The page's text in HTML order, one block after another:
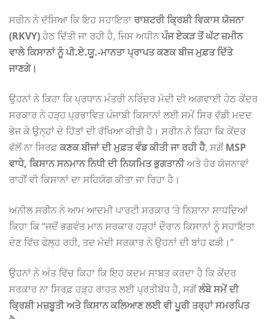
ਸਰੀਨ ਨੇ ਦੱਸਿਆ ਕਿ ਇਹ ਸਹਾਇਤਾਰਾਸ਼ਟਰੀ ਕ੍ਰਿਸ਼ੀ ਵਿਕਾਸ ਯੋਜਨਾ
(RKVY)ਹੇਠ ਦਿੱਤੀ ਜਾ ਰਹੀ ਹੈ, ਜਿਸ ਅਧੀਨਪੰਜ ਏਕੜ ਤੋਂ ਘੱਟ ਜ਼ਮੀਨ
ਵਾਲੇ ਕਿਸਾਨਾਂ ਨੂੰ ਪੀ.ਏ.ਯੂ.-ਮਾਨਤਾ ਪ੍ਰਾਪਤ ਕਣਕ ਬੀਜ ਮੁਫ਼ਤ ਦਿੱਤੇ
ਜਾਣਗੇ।
ਉਹਨਾਂ ਨੇ ਕਿਹਾ ਕਿ ਪ੍ਰਧਾਨ ਮੰਤਰੀ ਨਰਿੰਦਰ ਮੋਦੀ ਦੀ ਅਗਵਾਈ ਹੇਠ ਕੇਂਦਰ
ਸਰਕਾਰ ਨੇ ਹੜ੍ਹ ਪ੍ਰਭਾਵਿਤ ਪੰਜਾਬੀ ਕਿਸਾਨਾਂ ਲਈ ਸਮੇਂ ਸਿਰ ਵੱਡੀ ਮਦਦ
ਭੇਜ ਕੇ ਉਨ੍ਹਾਂ ਦੇ ਹਿੱਤਾਂ ਦੀ ਰੱਖਿਆ ਕੀਤੀ ਹੈ। ਸਰੀਨ ਨੇ ਕਿਹਾ ਕਿ ਕੇਂਦਰ
ਵੱਲੋਂ ਨਾ ਸਿਰਫ਼ਕਣਕ ਬੀਜਾਂ ਦੀ ਮੁਫ਼ਤ ਵੰਡ ਕੀਤੀ ਜਾ ਰਹੀ ਹੈ, ਸਗੋਂMSP
ਵਾਧੇ, ਕਿਸਾਨ ਸਨਮਾਨ ਨਿਧੀ ਦੀ ਨਿਯਮਿਤ ਭੁਗਤਾਨੀਅਤੇ ਹੋਰ ਯੋਜਨਾਵਾਂ
ਰਾਹੀਂ ਵੀ ਕਿਸਾਨਾਂ ਦਾ ਸਹਿਯੋਗ ਕੀਤਾ ਜਾ ਰਿਹਾ ਹੈ।
ਅਨੀਲ ਸਰੀਨ ਨੇ ਆਮ ਆਦਮੀ ਪਾਰਟੀ ਸਰਕਾਰ ’ਤੇ ਨਿਸ਼ਾਨਾ ਸਾਧਦਿਆਂ
ਕਿਹਾ ਕਿ “ਜਦੋਂ ਭਗਵੰਤ ਮਾਨ ਸਰਕਾਰ ਹੜ੍ਹਾਂ ਦੌਰਾਨ ਕਿਸਾਨਾਂ ਨੂੰ ਸਹਾਇਤਾ
ਦੇਣ ਵਿੱਚ ਫੇਲ੍ਹ ਰਹੀ, ਤਦ ਮੋਦੀ ਸਰਕਾਰ ਨੇ ਉਹਨਾਂ ਦੀ ਬਾਂਹ ਫੜੀ।”
ਉਹਨਾਂ ਨੇ ਅੰਤ ਵਿੱਚ ਕਿਹਾ ਕਿ ਇਹ ਕਦਮ ਸਾਬਤ ਕਰਦਾ ਹੈ ਕਿ ਕੇਂਦਰ
ਸਰਕਾਰ ਨਾ ਸਿਰਫ਼ ਹੜ੍ਹ ਰਾਹਤ ਲਈ ਪ੍ਰਤੀਬੱਧ ਹੈ, ਸਗੋਂਲੰਬੇ ਸਮੇਂ ਦੀ
ਕ੍ਰਿਸ਼ੀ ਮਜ਼ਬੂਤੀ ਅਤੇ ਕਿਸਾਨ ਕਲਿਆਣ ਲਈ ਵੀ ਪੂਰੀ ਤਰ੍ਹਾਂ ਸਮਰਪਿਤ